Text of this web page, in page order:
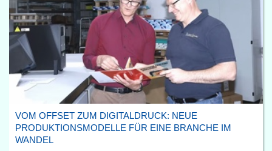
VOM OFFSET ZUM DIGITALDRUCK: NEUE
PRODUKTIONSMODELLE FÜR EINE BRANCHE IM
WANDEL